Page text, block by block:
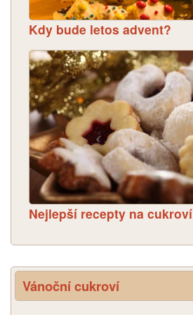
Kdy bude letos advent?
Nejlepší recepty na cukroví
Vánoční cukroví